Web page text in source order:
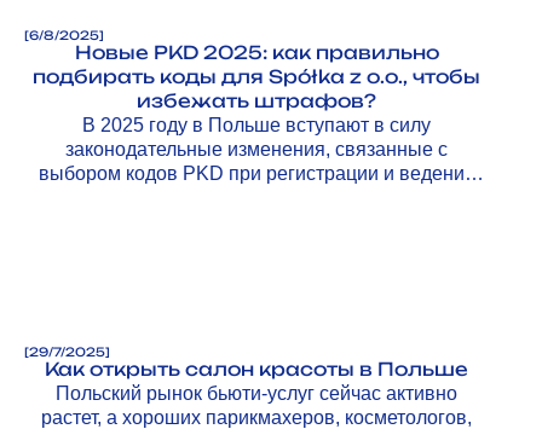
[6/8/2025]
Новые PKD 2025: как правильно
подбирать коды для Spółka z o.o., чтобы
избежать штрафов?
В 2025 году в Польше вступают в силу
законодательные изменения, связанные с
выбором кодов PKD при регистрации и ведении
[29/7/2025]
Как открыть салон красоты в Польше
Польский рынок бьюти-услуг сейчас активно
растет, а хороших парикмахеров, косметологов,